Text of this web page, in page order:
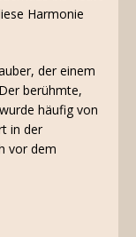
Harmonie
der einem
berühmte,
häufig von
in der
vor dem